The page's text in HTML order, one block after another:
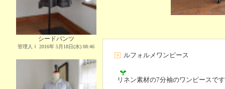
シードパンツ
管理人Ｉ 2016年 5月18日(水) 08:46
ルフォルメワンピース
リネン素材の7分袖のワンピースで